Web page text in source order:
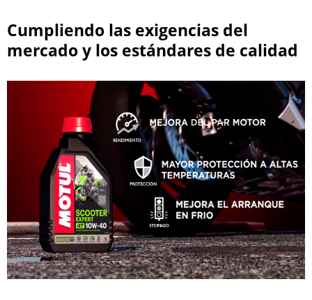
Cumpliendo las exigencias del
mercado y los estándares de calidad